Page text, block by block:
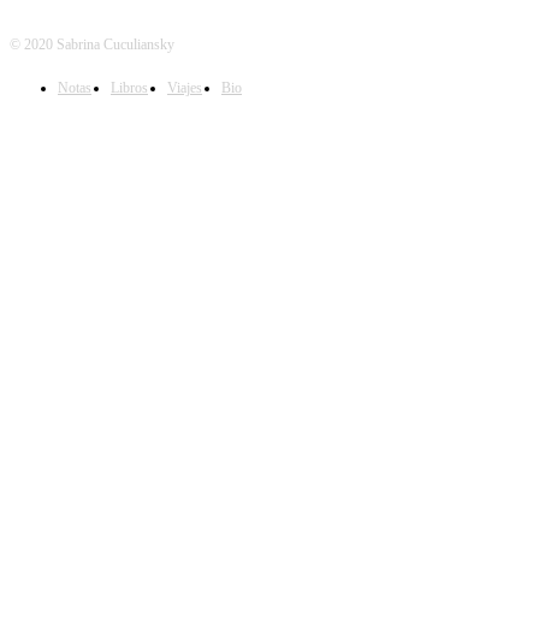
© 2020 Sabrina Cuculiansky
Notas Libros Viajes Bio